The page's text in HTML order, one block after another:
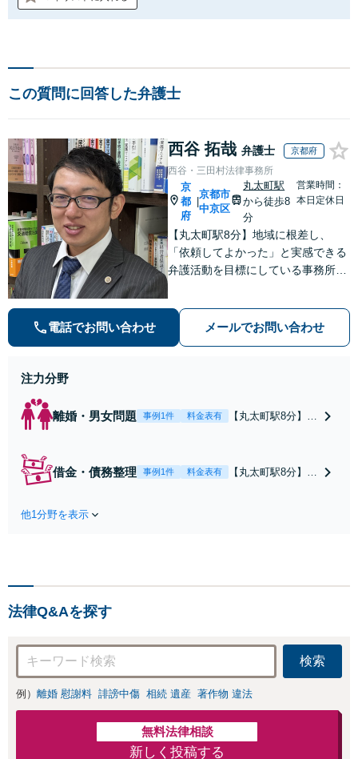
この質問に回答した弁護士
西谷 拓哉 弁護士 京都府
西谷・三田村法律事務所
京
都
府
京都市
中京区
丸太町駅
から徒歩8
分
営業時間：
本日定休日
【丸太町駅8分】地域に根差し、
「依頼してよかった」と実感できる
弁護活動を目標にしている事務所で
実績あり【相続・遺言】相談者さま
に寄り添い、円滑な相続を目指しま
電話でお問い合わせ メールでお問い合わせ
注力分野
離婚・男女問題 事例1件 料金表有
【丸太町駅8分】調
く冷静な主張が重
借金・債務整理 事例1件 料金表有
【丸太町駅8分】
者さまのご要望を
有】【初回相談30
他1分野を表示
法律Q&Aを探す
検索
例） 離婚 慰謝料 誹謗中傷 相続 遺産 著作物 違法
無料法律相談
新しく投稿する